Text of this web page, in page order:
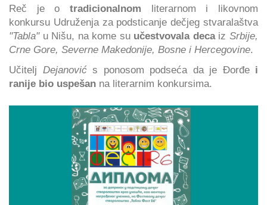
Reč je o tradicionalnom literarnom i likovnom
konkursu Udruženja za podsticanje dečjeg stvaralaštva
"Tabla"u Nišu, na kome su učestvovala decaizSrbije,
Crne Gore, Severne Makedonije, Bosne i Hercegovine.
Učitelj Dejanovićs ponosom podseća da je Đorđe i
ranije bio uspešan na literarnim konkursima.